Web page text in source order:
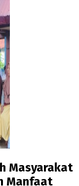
Masyarakat
Manfaat